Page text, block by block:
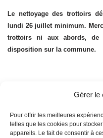
Gérer le
Pour offrir les meilleures
telles que les cookies pour
appareils. Le fait de consentir à
Le nettoyage des trottoirs
lundi 26 juillet minimum.
trottoirs ni aux abords, de
disposition sur la commune.